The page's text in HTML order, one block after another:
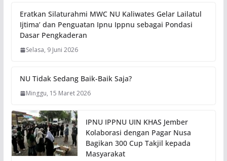
Eratkan Silaturahmi MWC NU Kaliwates Gelar Lailatul
Ijtima’ dan Penguatan Ipnu Ippnu sebagai Pondasi
Dasar Pengkaderan
Selasa, 9 Juni 2026
NU Tidak Sedang Baik-Baik Saja?
Minggu, 15 Maret 2026
IPNU IPPNU UIN KHAS Jember
Kolaborasi dengan Pagar Nusa
Bagikan 300 Cup Takjil kepada
Masyarakat